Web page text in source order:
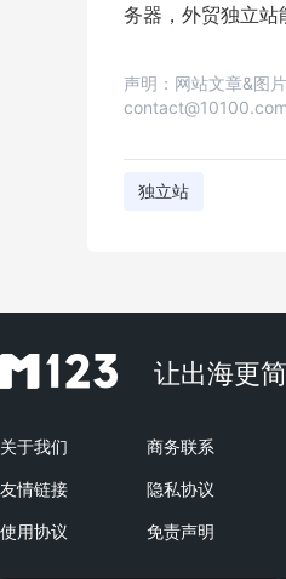
务器，外贸独立站
声明：网站文章&图
contact@10100.com
独立站
让出海更
关于我们 商务联系
友情链接 隐私协议
使用协议 免责声明